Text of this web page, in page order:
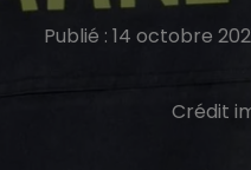
Publié : 14 octobre
Crédit